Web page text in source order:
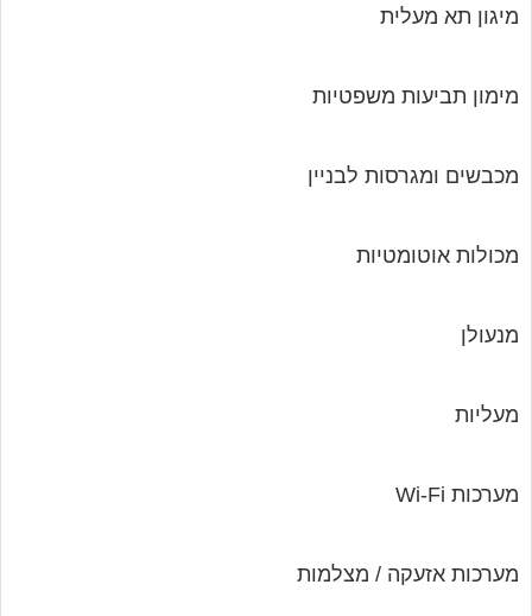
מיגון תא מעלית
מימון תביעות משפטיות
מכבשים ומגרסות לבניין
מכולות אוטומטיות
מנעולן
מעליות
מערכות Wi-Fi
מערכות אזעקה / מצלמות